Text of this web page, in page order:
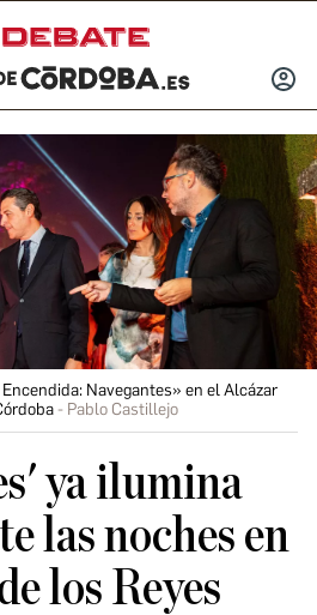
INICIAR
Navegantes» en el Alcázar
Pablo Castillejo
ya ilumina
las noches en
los Reyes